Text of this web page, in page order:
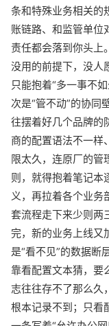
条和特殊业务相关的
账链路、和监管单位
责任都会落到你头上
没用的前提下，没人
只能抱着“多一事不
次是“管不动”的协同
往摆着好几个品牌的
商的配置语法不一样
限太久，连原厂的管
则，就得抱着笔记本
义，再拉着各个业务
套流程走下来少则两
完，新的业务上线又
是“看不见”的数据断
靠看配置文本猜，要
志往往存不了那么久
根本记录不到；只看